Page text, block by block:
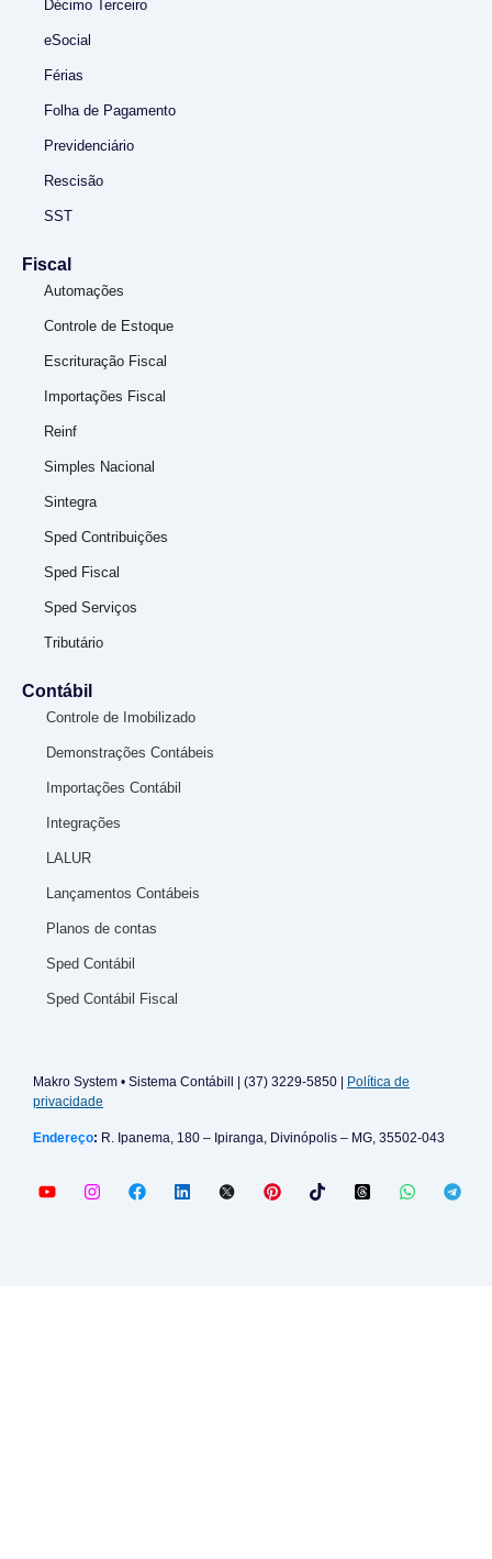
Décimo Terceiro
eSocial
Férias
Folha de Pagamento
Previdenciário
Rescisão
SST
Fiscal
Automações
Controle de Estoque
Escrituração Fiscal
Importações Fiscal
Reinf
Simples Nacional
Sintegra
Sped Contribuições
Sped Fiscal
Sped Serviços
Tributário
Contábil
Controle de Imobilizado
Demonstrações Contábeis
Importações Contábil
Integrações
LALUR
Lançamentos Contábeis
Planos de contas
Sped Contábil
Sped Contábil Fiscal
Makro System • Sistema Contábill | (37) 3229-5850 |
Política de
privacidade
Endereço: R. Ipanema, 180 – Ipiranga, Divinópolis – MG, 35502-043